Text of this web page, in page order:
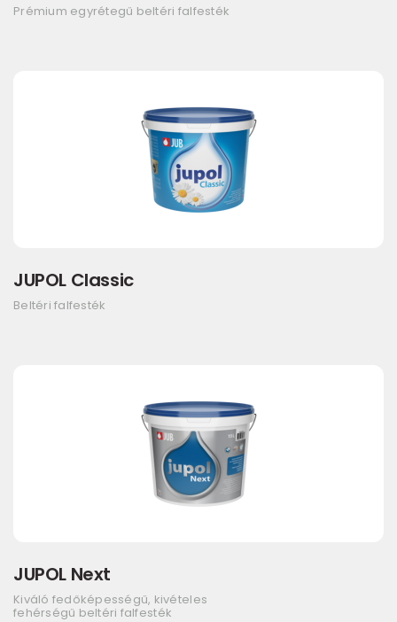
Prémium egyrétegű beltéri falfesték
JUPOL Classic
Beltéri falfesték
JUPOL Next
Kiváló fedőképességű, kivételes
fehérségű beltéri falfesték